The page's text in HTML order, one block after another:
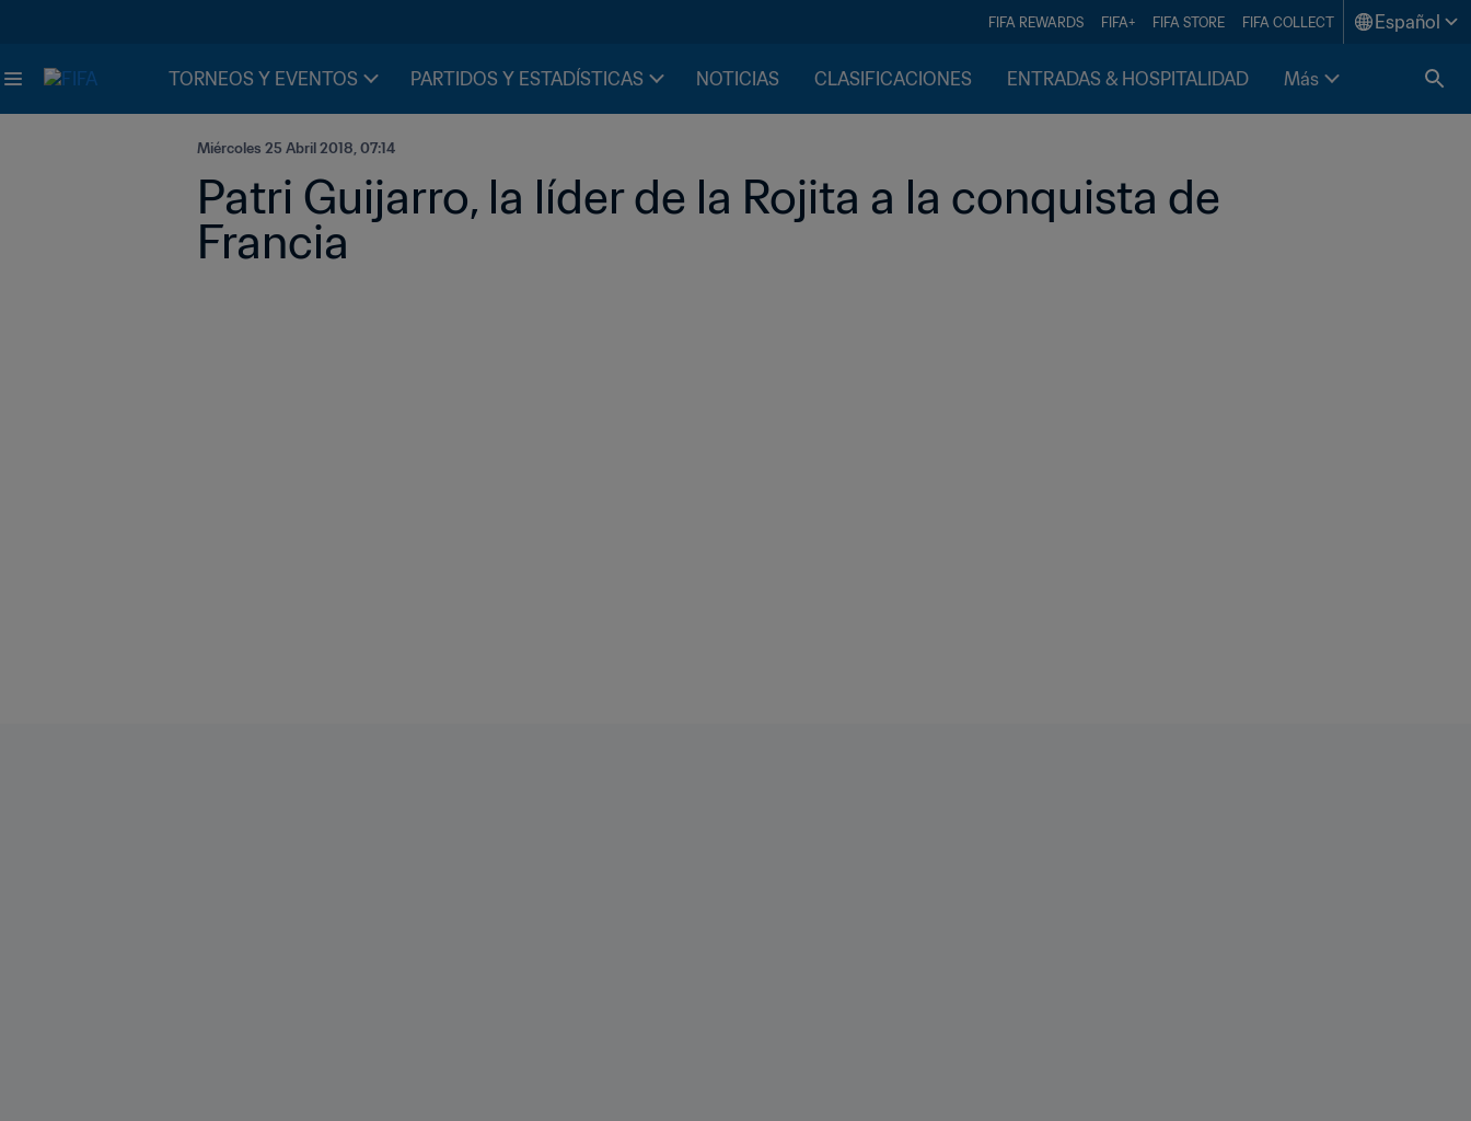
FIFA REWARDS FIFA+ FIFA STORE FIFA COLLECT Español
TORNEOS Y EVENTOS PARTIDOS Y ESTADÍSTICAS NOTICIAS CLASIFICACIONES ENTRADAS & HOSPITALIDAD Más
Miércoles 25 Abril 2018, 07:14
Patri Guijarro, la líder de la Rojita a la conquista de
Francia